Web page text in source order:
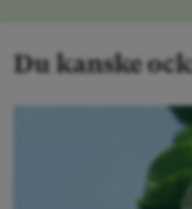
Du kanske